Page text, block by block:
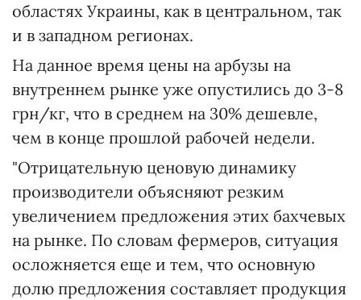
областях Украины, как в центральном, так
и в западном регионах.
На данное время цены на арбузы на
внутреннем рынке уже опустились до 3-8
грн/кг, что в среднем на 30% дешевле,
чем в конце прошлой рабочей недели.
"Отрицательную ценовую динамику
производители объясняют резким
увеличением предложения этих бахчевых
на рынке. По словам фермеров, ситуация
осложняется еще и тем, что основную
долю предложения составляет продукция